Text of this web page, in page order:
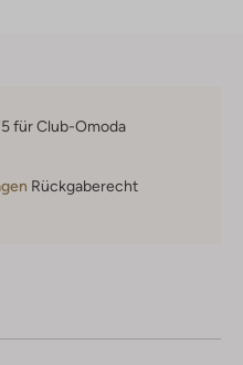
für Club-Omoda
Rückgaberecht